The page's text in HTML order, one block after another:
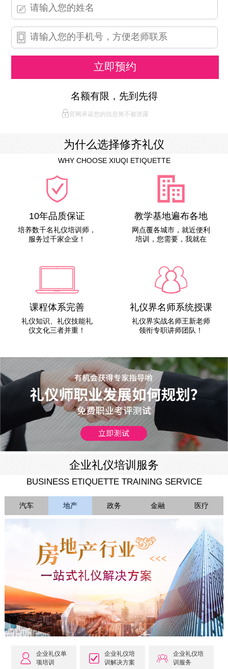
名额有限，先到先得
官网承诺您的信息将不被泄露
为什么选择修齐礼仪
WHY CHOOSE XIUQI ETIQUETTE
10年品质保证
培养数千名礼仪培训师，
服务过千家企业！
教学基地遍布各地
网点覆各城市，就近便利
培训，您需要，我就在
课程体系完善
礼仪知识、礼仪技能礼
仪文化三者并重！
礼仪界名师系统授课
礼仪界实战名师王新老师
领衔专职讲师团队！
企业礼仪培训服务
BUSINESS ETIQUETTE TRAINING SERVICE
汽车 地产 政务 金融 医疗
企业礼仪单
项培训
企业礼仪培
训解决方案
企业礼仪培
训服务